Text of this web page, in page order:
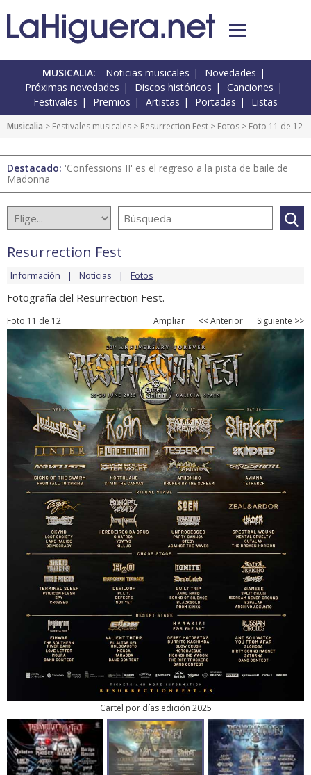
MUSICALIA: Noticias musicales
Novedades
Próximas novedades
Discos históricos
Canciones
Festivales
Premios Artistas Portadas Listas
Musicalia > Festivales musicales > Resurrection Fest > Fotos > Foto 11 de 12
Destacado: 'Confessions II' es el regreso a la pista de baile de
Madonna
Resurrection Fest
Información Noticias Fotos
Fotografía del Resurrection Fest.
Foto 11 de 12 Ampliar << Anterior Siguiente >>
Cartel por días edición 2025